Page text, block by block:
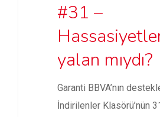
#31 –
yalan mıydı?
Garanti BBVA’nın
İndirilenler Klasörü’nün